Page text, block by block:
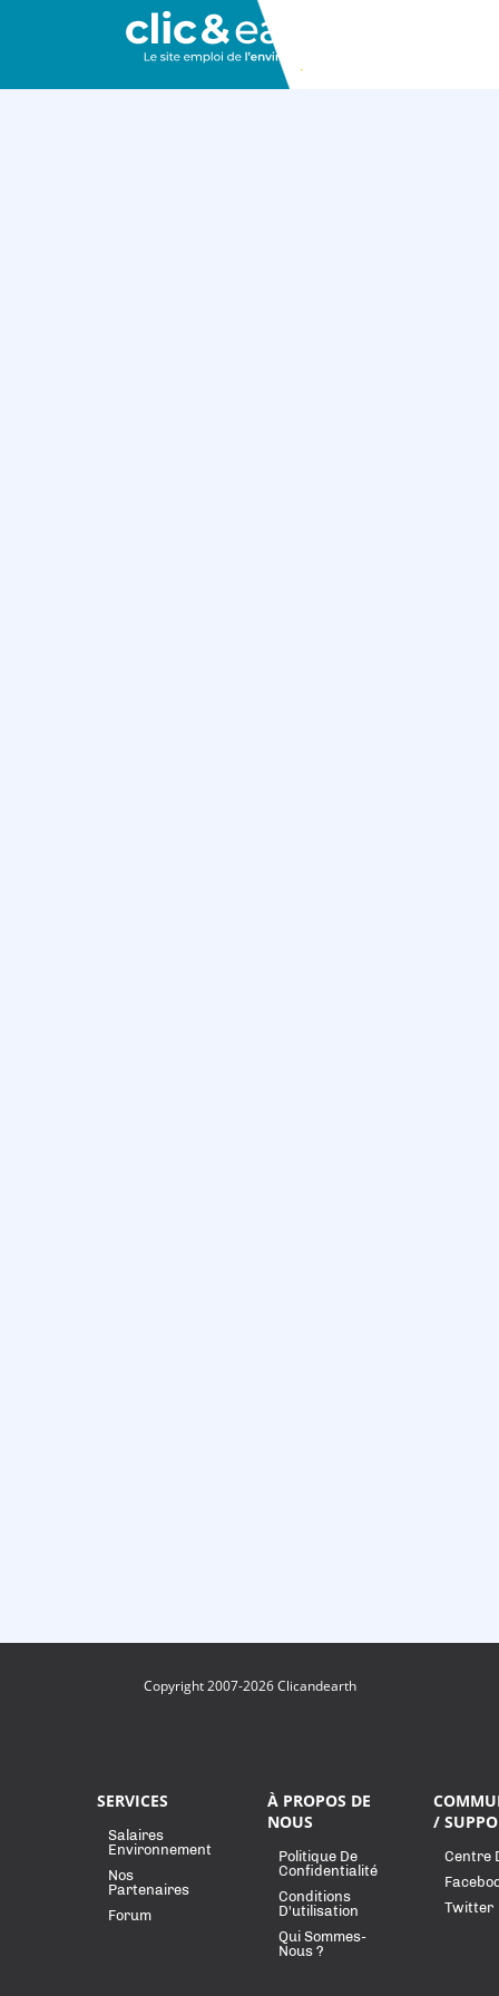
Copyright 2007-2026 Clicandearth
SERVICES
Salaires
Environnement
Nos
Partenaires
Forum
À PROPOS DE
NOUS
Politique De
Confidentialité
Conditions
D'utilisation
Qui Sommes-
Nous ?
/
Centre
Twitter